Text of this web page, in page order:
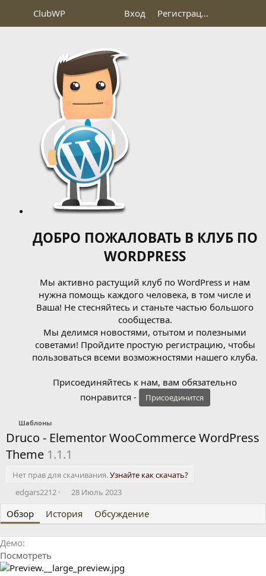
ClubWP Вход Регистрация
ДОБРО ПОЖАЛОВАТЬ В КЛУБ ПО
WORDPRESS
Мы активно растущий клуб по WordPress и нам
нужна помощь каждого человека, в том числе и
Ваша! Не стесняйтесь и станьте частью большого
сообщества.
Мы делимся новостями, отытом и полезными
советами! Пройдите простую регистрацию, чтобы
пользоваться всеми возможностями нашего клуба.
Присоединяйтесь к нам, вам обязательно
понравится -
Присоединится
Шаблоны
Druco - Elementor WooCommerce WordPress
Theme 1.1.1
Нет прав для скачивания.Узнайте как скачать?
А
т
о
р
edgars2212
Д
т
а
с
д
28 Июль 2023
Обзор История Обсуждение
Демо
Посмотреть